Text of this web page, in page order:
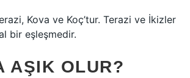
Kova ve Koç’tur. Terazi ve İkizler
bir eşleşmedir.
AŞIK OLUR?